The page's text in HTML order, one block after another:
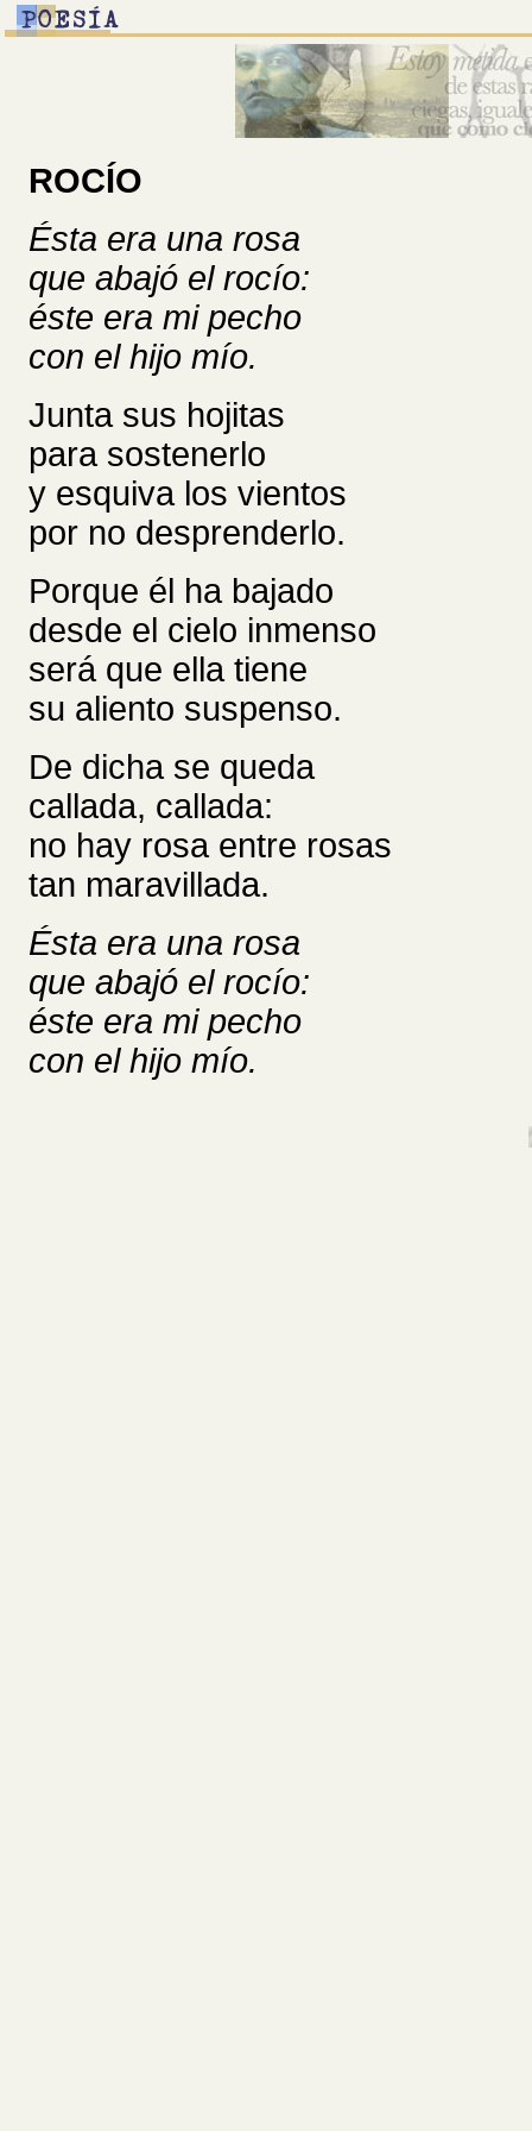
ROCÍO
Ésta era una rosa
que abajó el rocío:
éste era mi pecho
con el hijo mío.
Junta sus hojitas
para sostenerlo
y esquiva los vientos
por no desprenderlo.
Porque él ha bajado
desde el cielo inmenso
será que ella tiene
su aliento suspenso.
De dicha se queda
callada, callada:
no hay rosa entre rosas
tan maravillada.
Ésta era una rosa
que abajó el rocío:
éste era mi pecho
con el hijo mío.